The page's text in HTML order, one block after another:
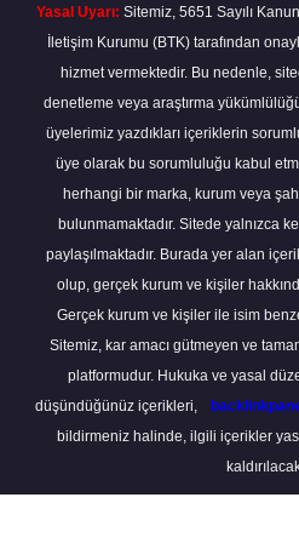
Yasal Uyarı: Sitemiz, 5651 Sayılı
İletişim Kurumu (BTK) tarafından
hizmet vermektedir. Bu nedenle,
denetleme veya araştırma
üyelerimiz yazdıkları içeriklerin
üye olarak bu sorumluluğu kabul
herhangi bir marka, kurum veya
bulunmamaktadır. Sitede yalnızca
paylaşılmaktadır. Burada yer alan
olup, gerçek kurum ve kişiler
Gerçek kurum ve kişiler ile isim
Sitemiz, kar amacı gütmeyen ve
platformudur. Hukuka ve yasal
düşündüğünüz içerikleri,
bildirmeniz halinde, ilgili içerikler